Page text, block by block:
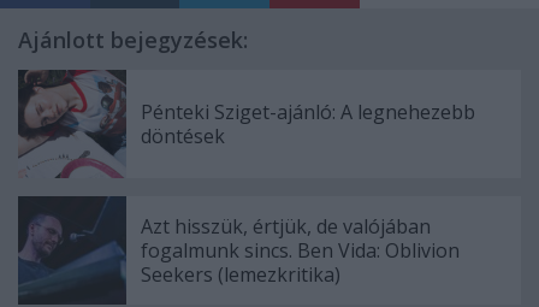
Ajánlott bejegyzések:
Pénteki Sziget-ajánló: A legnehezebb
döntések
Azt hisszük, értjük, de valójában
fogalmunk sincs. Ben Vida: Oblivion
Seekers (lemezkritika)